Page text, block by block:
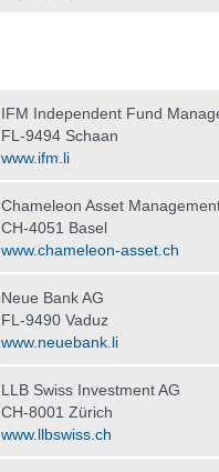
IFM Independent Fund
FL-9494 Schaan
www.ifm.li
Chameleon Asset
CH-4051 Basel
www.chameleon-asset.ch
Neue Bank AG
FL-9490 Vaduz
www.neuebank.li
LLB Swiss Investment AG
CH-8001 Zürich
www.llbswiss.ch